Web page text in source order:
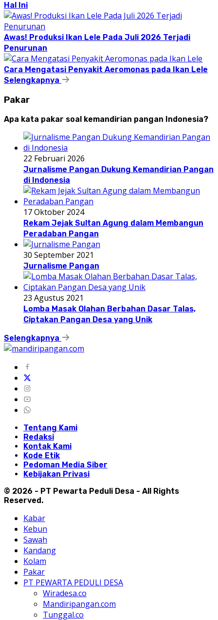
Hal Ini
Awas! Produksi Ikan Lele Pada Juli 2026 Terjadi
Penurunan
Cara Mengatasi Penyakit Aeromonas pada Ikan Lele
Selengkapnya
Pakar
Apa kata pakar soal kemandirian pangan Indonesia?
22 Februari 2026
Jurnalisme Pangan Dukung Kemandirian Pangan
di Indonesia
17 Oktober 2024
Rekam Jejak Sultan Agung dalam Membangun
Peradaban Pangan
30 September 2021
Jurnalisme Pangan
23 Agustus 2021
Lomba Masak Olahan Berbahan Dasar Talas,
Ciptakan Pangan Desa yang Unik
Selengkapnya
Tentang Kami
Redaksi
Kontak Kami
Kode Etik
Pedoman Media Siber
Kebijakan Privasi
© 2026 - PT Pewarta Peduli Desa - All Rights
Reserved.
Kabar
Kebun
Sawah
Kandang
Kolam
Pakar
PT PEWARTA PEDULI DESA
Wiradesa.co
Mandiripangan.com
Tunggal.co